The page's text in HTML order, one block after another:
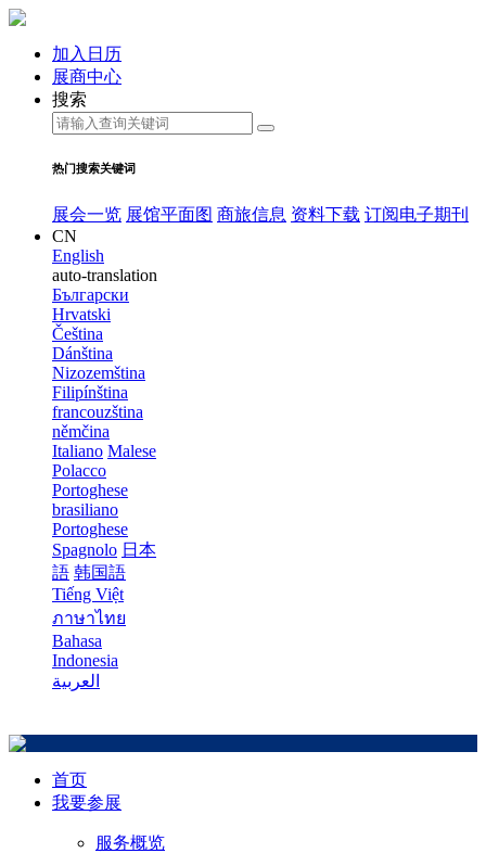
加入日历
展商中心
搜索
热门搜索关键词
展会一览 展馆平面图 商旅信息 资料下载 订阅电子期刊
CN
English
auto-translation
Български
Hrvatski
Čeština
Dánština
Nizozemština
Filipínština
francouzština
němčina
Italiano Malese
Polacco
Portoghese
brasiliano
Portoghese
Spagnolo 日本
語 韩国語
Tiếng Việt
ภาษาไทย
Bahasa
Indonesia
العربية
首页
我要参展
服务概览